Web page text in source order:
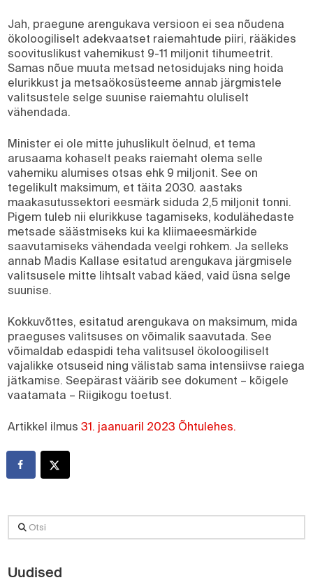
Jah, praegune arengukava versioon ei sea nõudena
ökoloogiliselt adekvaatset raiemahtude piiri, rääkides
soovituslikust vahemikust 9-11 miljonit tihumeetrit.
Samas nõue muuta metsad netosidujaks ning hoida
elurikkust ja metsaökosüsteeme annab järgmistele
valitsustele selge suunise raiemahtu oluliselt
vähendada.
Minister ei ole mitte juhuslikult öelnud, et tema
arusaama kohaselt peaks raiemaht olema selle
vahemiku alumises otsas ehk 9 miljonit. See on
tegelikult maksimum, et täita 2030. aastaks
maakasutussektori eesmärk siduda 2,5 miljonit tonni.
Pigem tuleb nii elurikkuse tagamiseks, kodulähedaste
metsade säästmiseks kui ka kliimaeesmärkide
saavutamiseks vähendada veelgi rohkem. Ja selleks
annab Madis Kallase esitatud arengukava järgmisele
valitsusele mitte lihtsalt vabad käed, vaid üsna selge
suunise.
Kokkuvõttes, esitatud arengukava on maksimum, mida
praeguses valitsuses on võimalik saavutada. See
võimaldab edaspidi teha valitsusel ökoloogiliselt
vajalikke otsuseid ning välistab sama intensiivse raiega
jätkamise. Seepärast väärib see dokument – kõigele
vaatamata – Riigikogu toetust.
Artikkel ilmus31. jaanuaril 2023 Õhtulehes.
Otsi
Uudised